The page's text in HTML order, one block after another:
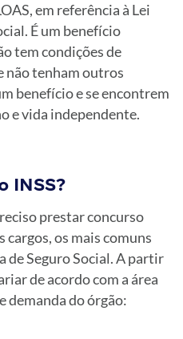
em referência à Lei
É um benefício
tem condições de
não tenham outros
benefício e se encontrem
e vida independente.
INSS?
prestar concurso
os mais comuns
de Seguro Social. A partir
de acordo com a área
demanda do órgão: